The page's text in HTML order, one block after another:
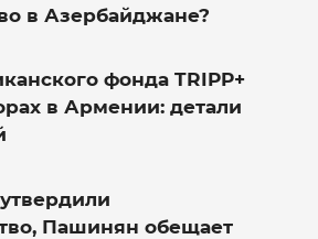
в Азербайджане?
фонда TRIPP+
в Армении: детали
Пашинян обещает